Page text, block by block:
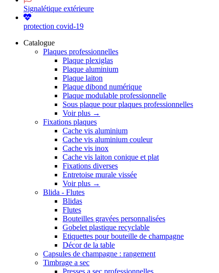
Signalétique extérieure
protection covid-19
Catalogue
Plaques professionnelles
Plaque plexiglas
Plaque aluminium
Plaque laiton
Plaque dibond numérique
Plaque modulable professionnelle
Sous plaque pour plaques professionnelles
Voir plus →
Fixations plaques
Cache vis aluminium
Cache vis aluminium couleur
Cache vis inox
Cache vis laiton conique et plat
Fixations diverses
Entretoise murale vissée
Voir plus →
Blida - Flutes
Blidas
Flutes
Bouteilles gravées personnalisées
Gobelet plastique recyclable
Etiquettes pour bouteille de champagne
Décor de la table
Capsules de champagne : rangement
Timbrage a sec
Presses a sec professionnelles